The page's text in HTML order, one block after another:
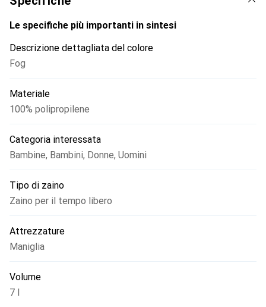
Le specifiche più importanti in sintesi
Descrizione dettagliata del colore
Fog
Materiale
100% polipropilene
Categoria interessata
Bambine, Bambini, Donne, Uomini
Tipo di zaino
Zaino per il tempo libero
Attrezzature
Maniglia
Volume
7 l